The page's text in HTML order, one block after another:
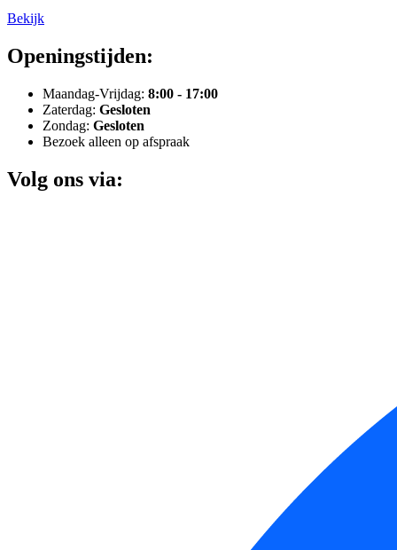
Bekijk
Openingstijden:
Maandag-Vrijdag: 8:00 - 17:00
Zaterdag: Gesloten
Zondag: Gesloten
Bezoek alleen op afspraak
Volg ons via: